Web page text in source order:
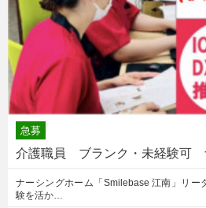
急募
介護職員 ブランク・未経験可
ナーシングホーム「Smilebase 江南」リー
験を活か…